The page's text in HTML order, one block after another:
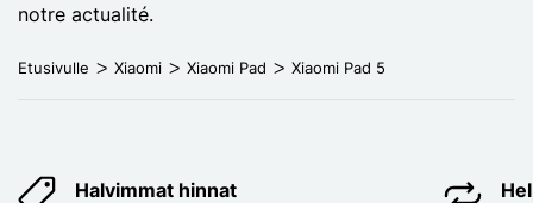
notre actualité.
Etusivulle Xiaomi Xiaomi Pad Xiaomi Pad 5
Halvimmat hinnat